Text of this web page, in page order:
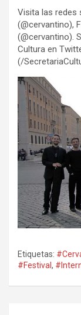
Visita las redes
(@cervantino),
(@cervantino).
Cultura en
(/
Etiquetas:
#Festival ,